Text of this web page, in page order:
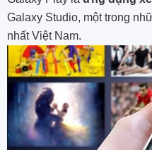
Galaxy Studio, một trong
nhất Việt Nam.